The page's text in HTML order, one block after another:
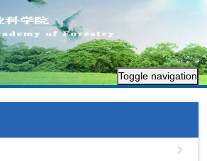
Toggle navigation